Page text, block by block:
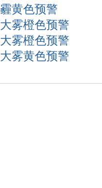
黄色预警
雾橙色预警
雾橙色预警
雾黄色预警